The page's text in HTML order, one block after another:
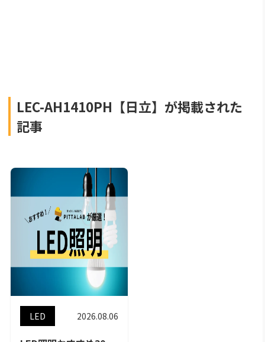
LEC-AH1410PH【日立】が掲載された
記事
LED 2026.08.06